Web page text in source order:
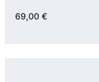
69,00 €